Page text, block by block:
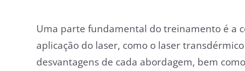
Uma parte fundamental do treinamento é a
aplicação do laser, como o laser
desvantagens de cada abordagem, bem